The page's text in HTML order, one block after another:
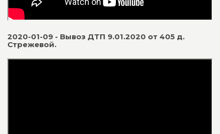
2020-01-09 - Вывоз ДТП 9.01.2020 от 405 д.
Стрежевой.